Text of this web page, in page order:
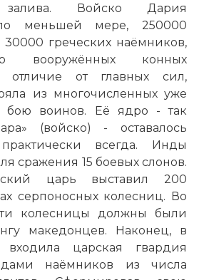
залива. Войско Дария
по меньшей мере, 250000
30000 греческих наёмников,
вооружённых конных
отличие от главных сил,
из многочисленных уже
бою воинов. Её ядро - так
(войско) - оставалось
всегда. Инды
сражения 15 боевых слонов.
царь выставил 200
серпоносных колесниц. Во
колесницы должны были
македонцев. Наконец, в
входила царская гвардия
наёмников из числа